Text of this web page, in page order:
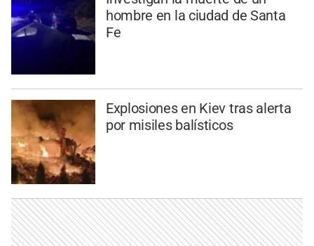
hombre en la ciudad de Santa
Fe
Explosiones en Kiev tras alerta
por misiles balísticos